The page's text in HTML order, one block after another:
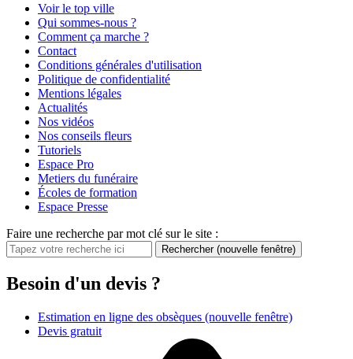
Voir le top ville
Qui sommes-nous ?
Comment ça marche ?
Contact
Conditions générales d'utilisation
Politique de confidentialité
Mentions légales
Actualités
Nos vidéos
Nos conseils fleurs
Tutoriels
Espace Pro
Metiers du funéraire
Écoles de formation
Espace Presse
Faire une recherche par mot clé sur le site :
Rechercher (nouvelle fenêtre)
Besoin d'un devis ?
Estimation en ligne des obsèques (nouvelle fenêtre)
Devis gratuit